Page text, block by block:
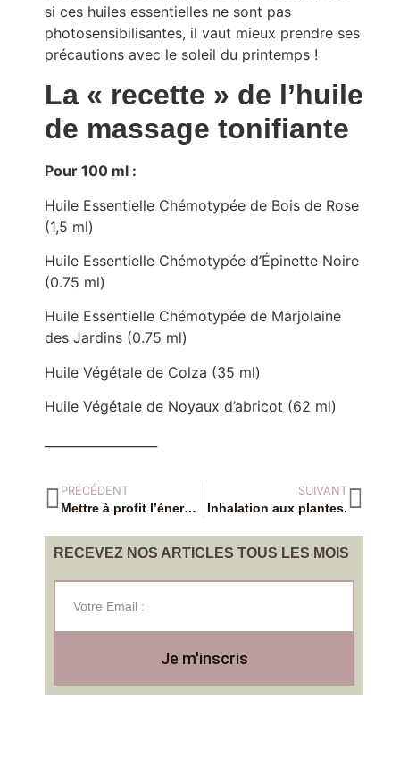
si ces huiles essentielles ne sont pas
photosensibilisantes, il vaut mieux prendre ses
précautions avec le soleil du printemps !
La « recette » de l’huile
de massage tonifiante
Pour 100 ml :
Huile Essentielle Chémotypée de Bois de Rose
(1,5 ml)
Huile Essentielle Chémotypée d’Épinette Noire
(0.75 ml)
Huile Essentielle Chémotypée de Marjolaine
des Jardins (0.75 ml)
Huile Végétale de Colza (35 ml)
Huile Végétale de Noyaux d’abricot (62 ml)
PRÉCÉDENT
Mettre à profit l’énergie.
SUIVANT
Inhalation aux plantes.
RECEVEZ NOS ARTICLES TOUS LES MOIS
Je m'inscris